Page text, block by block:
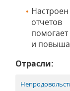
и
Отрасли: